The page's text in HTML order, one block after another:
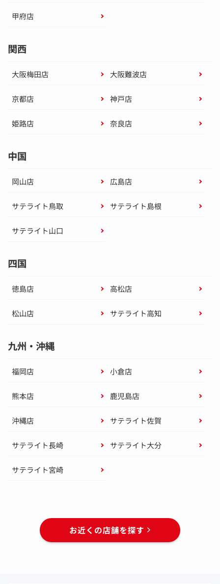
甲府店
関西
大阪梅田店 大阪難波店
京都店 神戸店
姫路店 奈良店
中国
岡山店 広島店
サテライト鳥取 サテライト島根
サテライト山口
四国
徳島店 高松店
松山店 サテライト高知
九州・沖縄
福岡店 小倉店
熊本店 鹿児島店
沖縄店 サテライト佐賀
サテライト長崎 サテライト大分
サテライト宮崎
お近くの店舗を探す